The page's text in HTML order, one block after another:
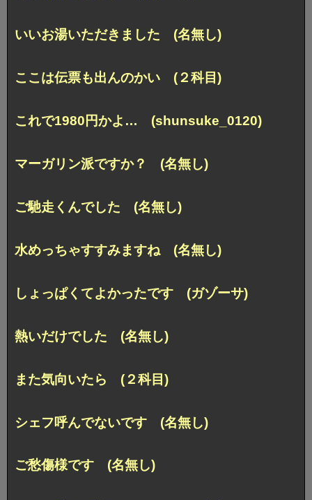
いいお湯いただきました (名無し)
ここは伝票も出んのかい (２科目)
これで1980円かよ… (shunsuke_0120)
マーガリン派ですか？ (名無し)
ご馳走くんでした (名無し)
水めっちゃすすみますね (名無し)
しょっぱくてよかったです (ガゾーサ)
熱いだけでした (名無し)
また気向いたら (２科目)
シェフ呼んでないです (名無し)
ご愁傷様です (名無し)